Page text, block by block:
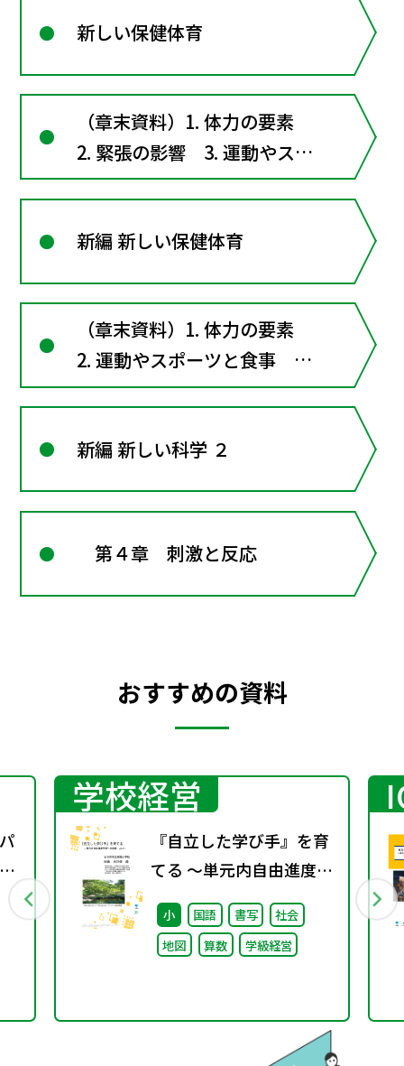
新しい保健体育
（章末資料）1. 体力の要素
2. 緊張の影響 3. 運動やスポ
ーツの学び方4. スポーツも脳
運動やスポーツを行う時の注
ポーツを安全に行う
新編 新しい保健体育
（章末資料）1. 体力の要素
2. 運動やスポーツと食事 3.
スポーツ障害4. スポーツも脳
新編 新しい科学 ２
第４章 刺激と反応
おすすめの資料
学校経営
『自立した学び手』を育
てる ～単元内自由進度学
習への挑戦 vol.1～
小 国語 書写
社会
地図
算数 学級経営